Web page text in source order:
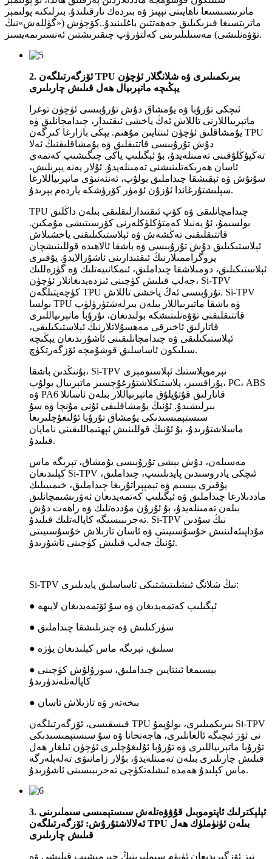
ماترىتسىسىغا ناھايىتى نېپىز ۋە بىردەك تارقىلىدۇ. بىرلىكتە پولىمېر
ماترىتسىغا فىزىكىلىق جەھەتتىن باغلىنىدۇ..كۆچۈش («گۈللەش»نىڭ
تۆۋەنلىشى) مەسىلىلىرىنى كەلتۈرۈپ چىقىرىشتىن ئەنسىرىمەيسىز.
2. ئۆزگەرتىلگەن TPU بىرىكمىلىرى ۋە شلانگلار ئۈچۈن
يېڭىچە ماتېرىيال ھەل قىلىش چارىلىرى
ئىچكى تۇرۇبا ۋە يۇمشاق دۇش تۇرۇبىسى ئۈچۈن توغرا
ماتېرىياللارنى تاللاش ئەڭ ياخشى ئىقتىدار، چىدامچانلىق ۋە
يۇمشاقلىق ئۈچۈن ئىنتايىن مۇھىم. يېڭى بازارغا كىرگەن TPU
دۇش تۇرۇبىسى قاتتىقلىق ۋە يۇمشاقلىقنىڭ ئەلا
تەڭپۇڭلۇقىنى تەمىنلەيدۇ، بۇ ئېگىلىپ ياكى چىگىشىپ كەتمەي
ئاسان ھەرىكەتلىنىشنى تەمىنلەيدۇ. ئۇلار يەنە يېرىلىش،
سۇنۇش ۋە ئېقىشقا چىداملىق بولۇپ، ئەنئەنىۋى ماتېرىياللارغا
سېلىشتۇرغاندا ئۇزۇن ئۆمۈر كۆرۈشكە ياردەم بېرىدۇ.
TPU چىدامچانلىقى ۋە كۆپ ئىقتىدارلىقلىقى بىلەن داڭلىق
بولسىمۇ، ئۇ يەنىلا كەمتۈكلۈكلەرنى كۆرسىتىشى مۇمكىن.
قاتتىقلىقنى تەڭشەش ۋە ئېلاستىكىلىقنى ياخشىلاش
ئېلاستىكىلىق دۇش تۇرۇبىسى ۋە باشقا ئالاھىدە قوللىنىشچان
پروگراممىلارنىڭ ئىقتىدارىنى ئاشۇرالايدۇ. يۇقىرى
ئېلاستىكىلىق، دومىلاشقا چىداملىق، ئىمكانىيەتلىك ۋە گۈزەللىك
جەلپ قىلىش كۈچىنى ئىزدەيدىغانلار ئۈچۈن، Si-TPV
كۈچەيتىلگەن TPU تۇرۇبىسى ئەڭ ياخشى تاللاش. Si-TPV
بولسا TPU ۋە باشقا ماتېرىياللار بىلەن بىرلەشتۈرۈلۈپ
قاتتىقلىقنى تۆۋەنلىتىشكە بولىدىغان، تۇرۇبا ماتېرىياللىرى
قاتارلىق ئاخىرقى مەھسۇلاتلارنىڭ ئېلاستىكىلىقى،
ئېلاستىكىلىقى ۋە چىدامچانلىقىنى ئاشۇرىدىغان يېڭىچە
سىلىكون ئاساسلىق قوشۇمچە ئۆزگەرتكۈچ.
بۇنىڭدىن باشقا، Si-TPV تېرموپلاستىك ئېلاستومېرى
پۇراقسىز، پلاستىكلاشتۇرغۇچسىز ماتېرىيال بولۇپ، PC، ABS
ۋە PA6 قاتارلىق قۇتۇپلۇق ماتېرىياللار بىلەن ئاسانلا
بىرلىشىدۇ. ئۇنىڭ يۇمشاقلىقى ئۇنى مۇنچا ۋە سۇ
سىستېمىسىدىكى يۇمشاق تۇرۇبا ئۇلىغۇچلىرىغا
ماسلاشتۇرىدۇ، بۇ ئۇنىڭ قوللىنىش ئېھتىماللىقىنى نامايان
قىلىدۇ.
مەسىلەن، دۇش بېشى تۇرۇبىسى يۇمشاق، تېرىگە ماس
كېلىدىغان Si-TPV ئىچكى يادروسىدىن پايدىلىنىپ، چىداملىق،
يۇقىرى بېسىم ۋە تېمپېراتۇرىغا چىداملىق، خىمىيىلىك
ماددىلارغا چىداملىق ۋە ئېگىلىپ كەتمەيدىغان ئەۋرىشىمچانلىق
بىلەن تەمىنلەيدۇ، بۇ ئۇزۇن مۇددەتلىك ۋە راھەت دۇش
تەجرىبىسىگە كاپالەتلىك قىلىدۇ. Si-TPV نىڭ سۇدىن
مۇداپىئەلىنىش خۇسۇسىيىتى ۋە ئاسان تازىلاش خۇسۇسىيىتى
ئۇنىڭ جەلپ قىلىش كۈچىنى ئاشۇرىدۇ.
Si-TPV نىڭ شلانگ ئىشلىتىشتىكى ئاساسلىق پايدىلىرى:
● ئېگىلىپ كەتمەيدىغان ۋە سۇ ئۆتمەيدىغان لايىھە
● سۈركىلىش ۋە چىزىلىشقا چىداملىق
● سىلىق، تېرىگە ماس كېلىدىغان يۈزە
● بېسىمغا ئىنتايىن چىداملىق، سوزۇلۇش كۈچىنى
كاپالەتلەندۈرىدۇ
● بىخەتەر ۋە تازىلاش ئاسان
قىسقىسى، ئۆزگەرتىلگەن TPU بىرىكمىلىرى، بولۇپمۇ Si-TPV
نى ئۆز ئىچىگە ئالغانلىرى، ھاجەتخانا ۋە سۇ سىستېمىسىدىكى
تۇرۇبا ماتېرىياللىرى ۋە تۇرۇبا ئۇلىغۇچلىرى ئۈچۈن ئىلغار ھەل
قىلىش چارىلىرى بىلەن تەمىنلەيدۇ، بۇلار زامانىۋى تەلەپلەرگە
ماس كېلىدۇ ھەمدە ئىشلەتكۈچى تەجرىبىسىنى ئاشۇرىدۇ.
3. ئېلېكترلىك ئاپتوموبىل قۇۋۋەتلەش سىستېمىسى سىملىرىنى
ئەلالاشتۇرۇش: ئۆزگەرتىلگەن TPU بىلەن ئۈنۈملۈك ھەل
قىلىش چارىلىرى
تېز ئۆزگىرىدىغان ئۈيۈم سىملىرىنىڭ چىرمىشىپ قېلىشى ۋە